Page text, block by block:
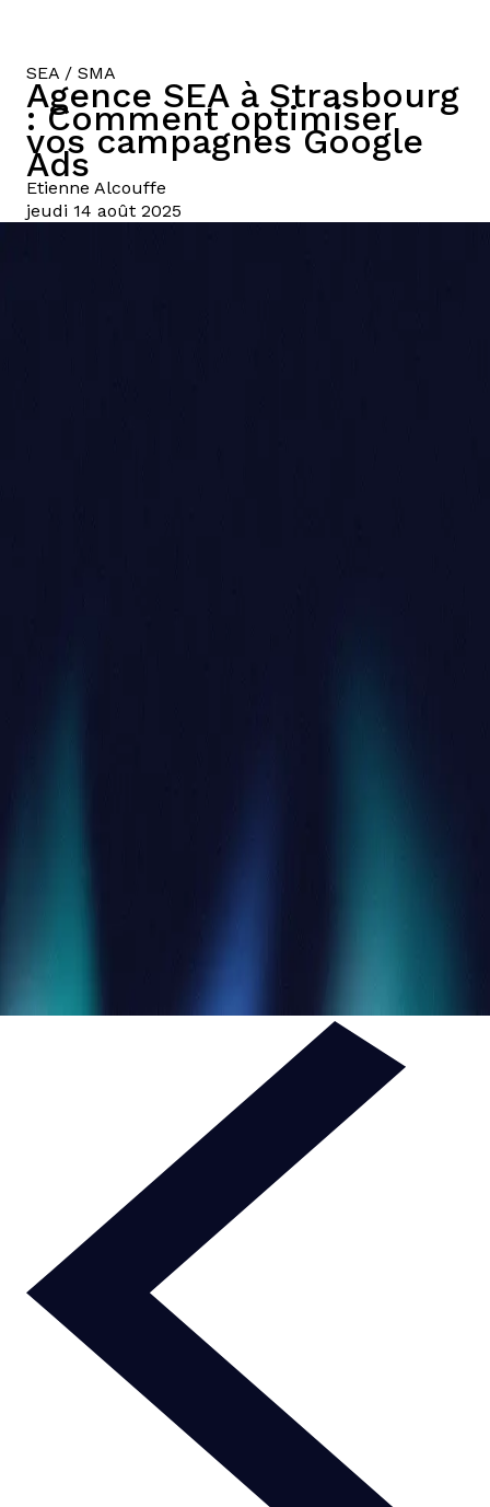
SEA / SMA
Agence SEA à Strasbourg
: Comment optimiser
vos campagnes Google
Ads
Etienne Alcouffe
jeudi 14 août 2025